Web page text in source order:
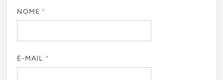
NOME *
E-MAIL *